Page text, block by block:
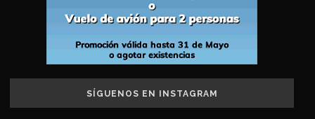
SÍGUENOS EN INSTAGRAM